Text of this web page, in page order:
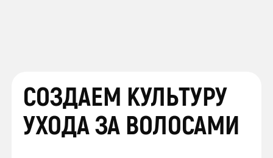
СОЗДАЕМ КУЛЬТУРУ
УХОДА ЗА ВОЛОСАМИ